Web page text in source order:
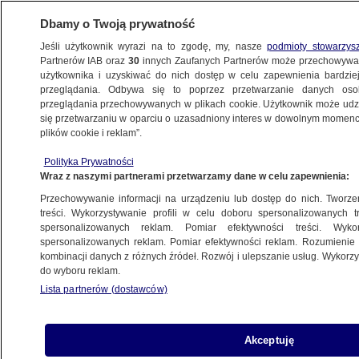
POLSKA
uchylił uniewinnienie ws. korupcji
14.04.2014, 15:21Aktualizacja: 14.04.2014, 18:35
Udostępnij
Dbamy o Twoją prywatność
Jeśli użytkownik wyrazi na to zgodę, my, naszepodmioty
Partnerów IAB oraz30 innych Zaufanych Partnerów może
użytkownika i uzyskiwać do nich dostęp w celu zapewnienia
przeglądania. Odbywa się to poprzez przetwarzanie danych
przeglądania przechowywanych w plikach cookie. Użytkownik może
się przetwarzaniu w oparciu o uzasadniony interes w dowolnym
plików cookie i reklam”.
Polityka Prywatności
Wraz z naszymi partnerami przetwarzamy dane w celu zapewnienia:
Przechowywanie informacji na urządzeniu lub dostęp do nich.
treści. Wykorzystywanie profili w celu doboru spersonalizowanych
spersonalizowanych reklam. Pomiar efektywności treści.
spersonalizowanych reklam. Pomiar efektywności reklam.
kombinacji danych z różnych źródeł. Rozwój i ulepszanie usług.
do wyboru reklam.
Lista partnerów (dostawców)
Akceptuję